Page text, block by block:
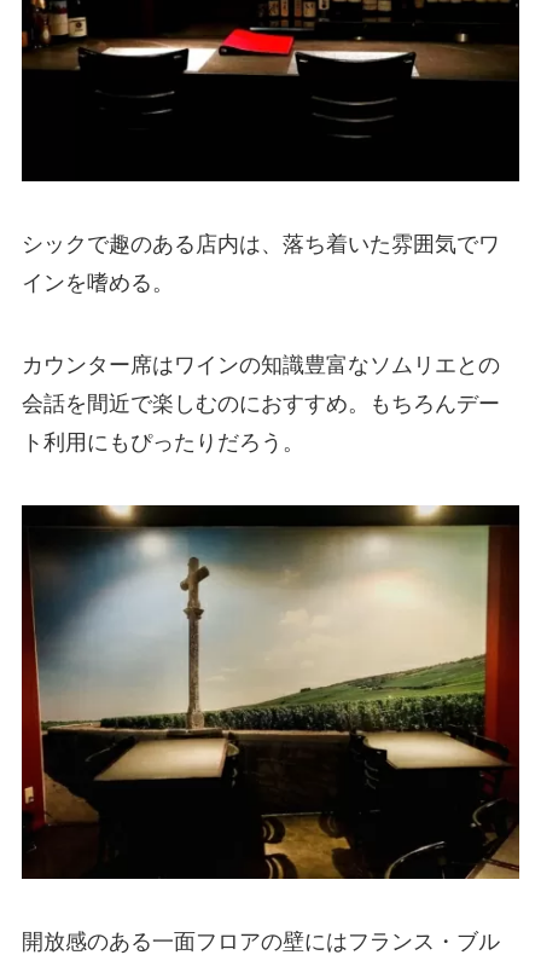
シックで趣のある店内は、落ち着いた雰囲気でワ
インを嗜める。
カウンター席はワインの知識豊富なソムリエとの
会話を間近で楽しむのにおすすめ。もちろんデー
ト利用にもぴったりだろう。
開放感のある一面フロアの壁にはフランス・ブル